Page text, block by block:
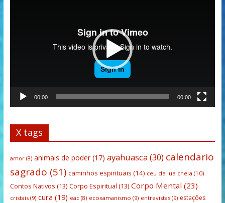
00:00 00:00
X tags
amor(8) animais de poder(17) ayahuasca(30) calendario
sagrado (51) caminhos espirituais (14) ceu da lua cheia (10)
Contos Nativos (13) Corpo Espiritual (13) Corpo Mental (23)
cristais(9) cura (19) eac(8) ecoxamanismo (9) entrevistas(9) estações